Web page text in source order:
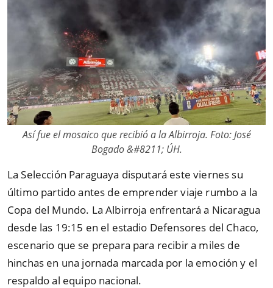
Así fue el mosaico que recibió a la Albirroja. Foto: José
Bogado &#8211; ÚH.
La Selección Paraguaya disputará este viernes su
último partido antes de emprender viaje rumbo a la
Copa del Mundo. La Albirroja enfrentará a Nicaragua
desde las 19:15 en el estadio Defensores del Chaco,
escenario que se prepara para recibir a miles de
hinchas en una jornada marcada por la emoción y el
respaldo al equipo nacional.